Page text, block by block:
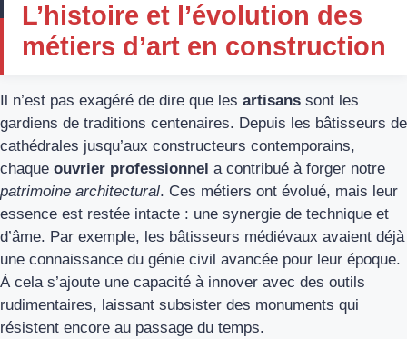
L’histoire et l’évolution des
métiers d’art en construction
Il n’est pas exagéré de dire que les artisans sont les
gardiens de traditions centenaires. Depuis les bâtisseurs de
cathédrales jusqu’aux constructeurs contemporains,
chaque ouvrier professionnel a contribué à forger notre
patrimoine architectural. Ces métiers ont évolué, mais leur
essence est restée intacte : une synergie de technique et
d’âme. Par exemple, les bâtisseurs médiévaux avaient déjà
une connaissance du génie civil avancée pour leur époque.
À cela s’ajoute une capacité à innover avec des outils
rudimentaires, laissant subsister des monuments qui
résistent encore au passage du temps.